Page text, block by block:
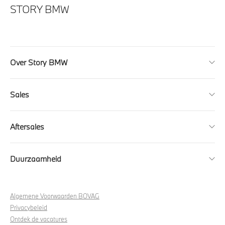
STORY BMW
Over Story BMW
Sales
Aftersales
Duurzaamheid
Algemene Voorwaarden BOVAG
Privacybeleid
Ontdek de vacatures